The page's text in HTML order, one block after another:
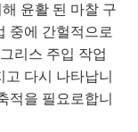
윤활 된 마찰 구
중에 간헐적으로
리스 주입 작업
고 다시 나타납니
적을 필요로합니